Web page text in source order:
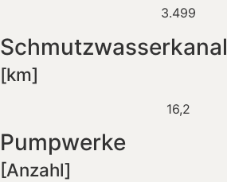
3.499
Schmutzwasserkanal
[km]
16,2
Pumpwerke
[Anzahl]